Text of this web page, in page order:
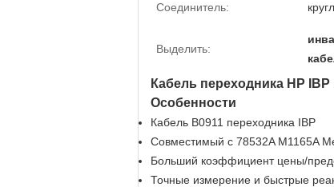
Соединитель:
Выделить:
Кабель переходника HP IBP
Особенности
Кабель B0911 переходника IBP
Совместимый с 78532A M1165A
Больший коэффициент цены/
Точные измерение и быстрые